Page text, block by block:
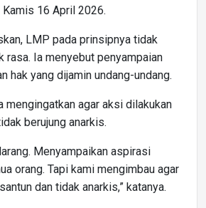
Kamis 16 April 2026.
LMP pada prinsipnya tidak
rasa. Ia menyebut penyampaian
hak yang dijamin undang-undang.
mengingatkan agar aksi dilakukan
berujung anarkis.
Menyampaikan aspirasi
orang. Tapi kami mengimbau agar
dan tidak anarkis,” katanya.